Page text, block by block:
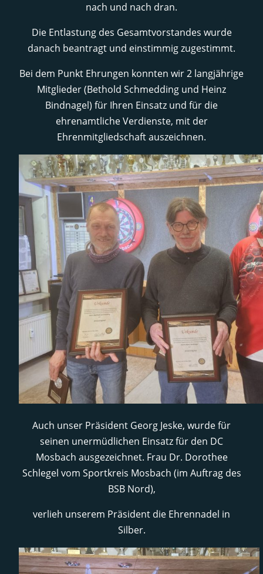
nach und nach dran.
Die Entlastung des Gesamtvorstandes wurde
danach beantragt und einstimmig zugestimmt.
Bei dem Punkt Ehrungen konnten wir 2 langjährige
Mitglieder (Bethold Schmedding und Heinz
Bindnagel) für Ihren Einsatz und für die
ehrenamtliche Verdienste, mit der
Ehrenmitgliedschaft auszeichnen.
Auch unser Präsident Georg Jeske, wurde für
seinen unermüdlichen Einsatz für den DC
Mosbach ausgezeichnet. Frau Dr. Dorothee
Schlegel vom Sportkreis Mosbach (im Auftrag des
BSB Nord),
verlieh unserem Präsident die Ehrennadel in
Silber.